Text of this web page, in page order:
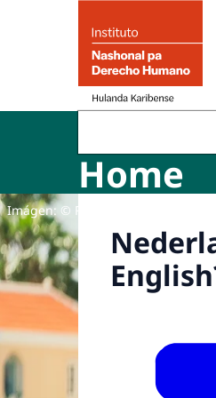
Home
Imágen: © Roëlton Thodé